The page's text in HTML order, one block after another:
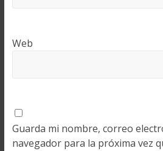
Web
Guarda mi nombre, correo
navegador para la próxima vez